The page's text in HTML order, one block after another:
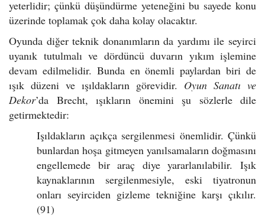
yeterlidir; çünkü düşündürme yeteneğini bu sayede konu
üzerinde toplamak çok daha kolay olacaktır.
Oyunda diğer teknik donanımların da yardımı ile seyirci
uyanık tutulmalı ve dördüncü duvarın yıkım işlemine
devam edilmelidir. Bunda en önemli paylardan biri de
ışık düzeni ve ışıldakların görevidir. Oyun Sanatı ve
Dekor’da Brecht, ışıkların önemini şu sözlerle dile
getirmektedir:
Işıldakların açıkça sergilenmesi önemlidir. Çünkü
bunlardan hoşa gitmeyen yanılsamaların doğmasını
engellemede bir araç diye yararlanılabilir. Işık
kaynaklarının sergilenmesiyle, eski tiyatronun
onları seyirciden gizleme tekniğine karşı çıkılır.
(91)